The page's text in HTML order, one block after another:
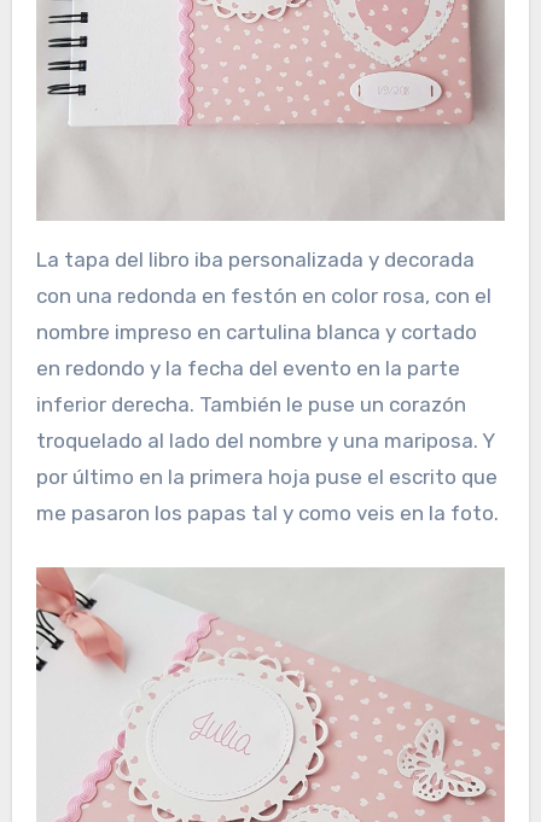
La tapa del libro iba personalizada y decorada
con una redonda en festón en color rosa, con el
nombre impreso en cartulina blanca y cortado
en redondo y la fecha del evento en la parte
inferior derecha. También le puse un corazón
troquelado al lado del nombre y una mariposa. Y
por último en la primera hoja puse el escrito que
me pasaron los papas tal y como veis en la foto.